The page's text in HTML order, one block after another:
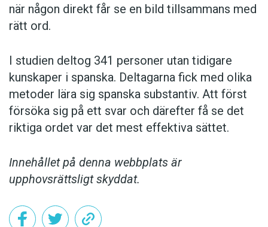
när någon direkt får se en bild tillsammans med
rätt ord.
I studien deltog 341 personer utan tidigare
kunskaper i spanska. Deltagarna fick med olika
metoder lära sig spanska substantiv. Att först
försöka sig på ett svar och därefter få se det
riktiga ordet var det mest effektiva sättet.
Innehållet på denna webbplats är
upphovsrättsligt skyddat.